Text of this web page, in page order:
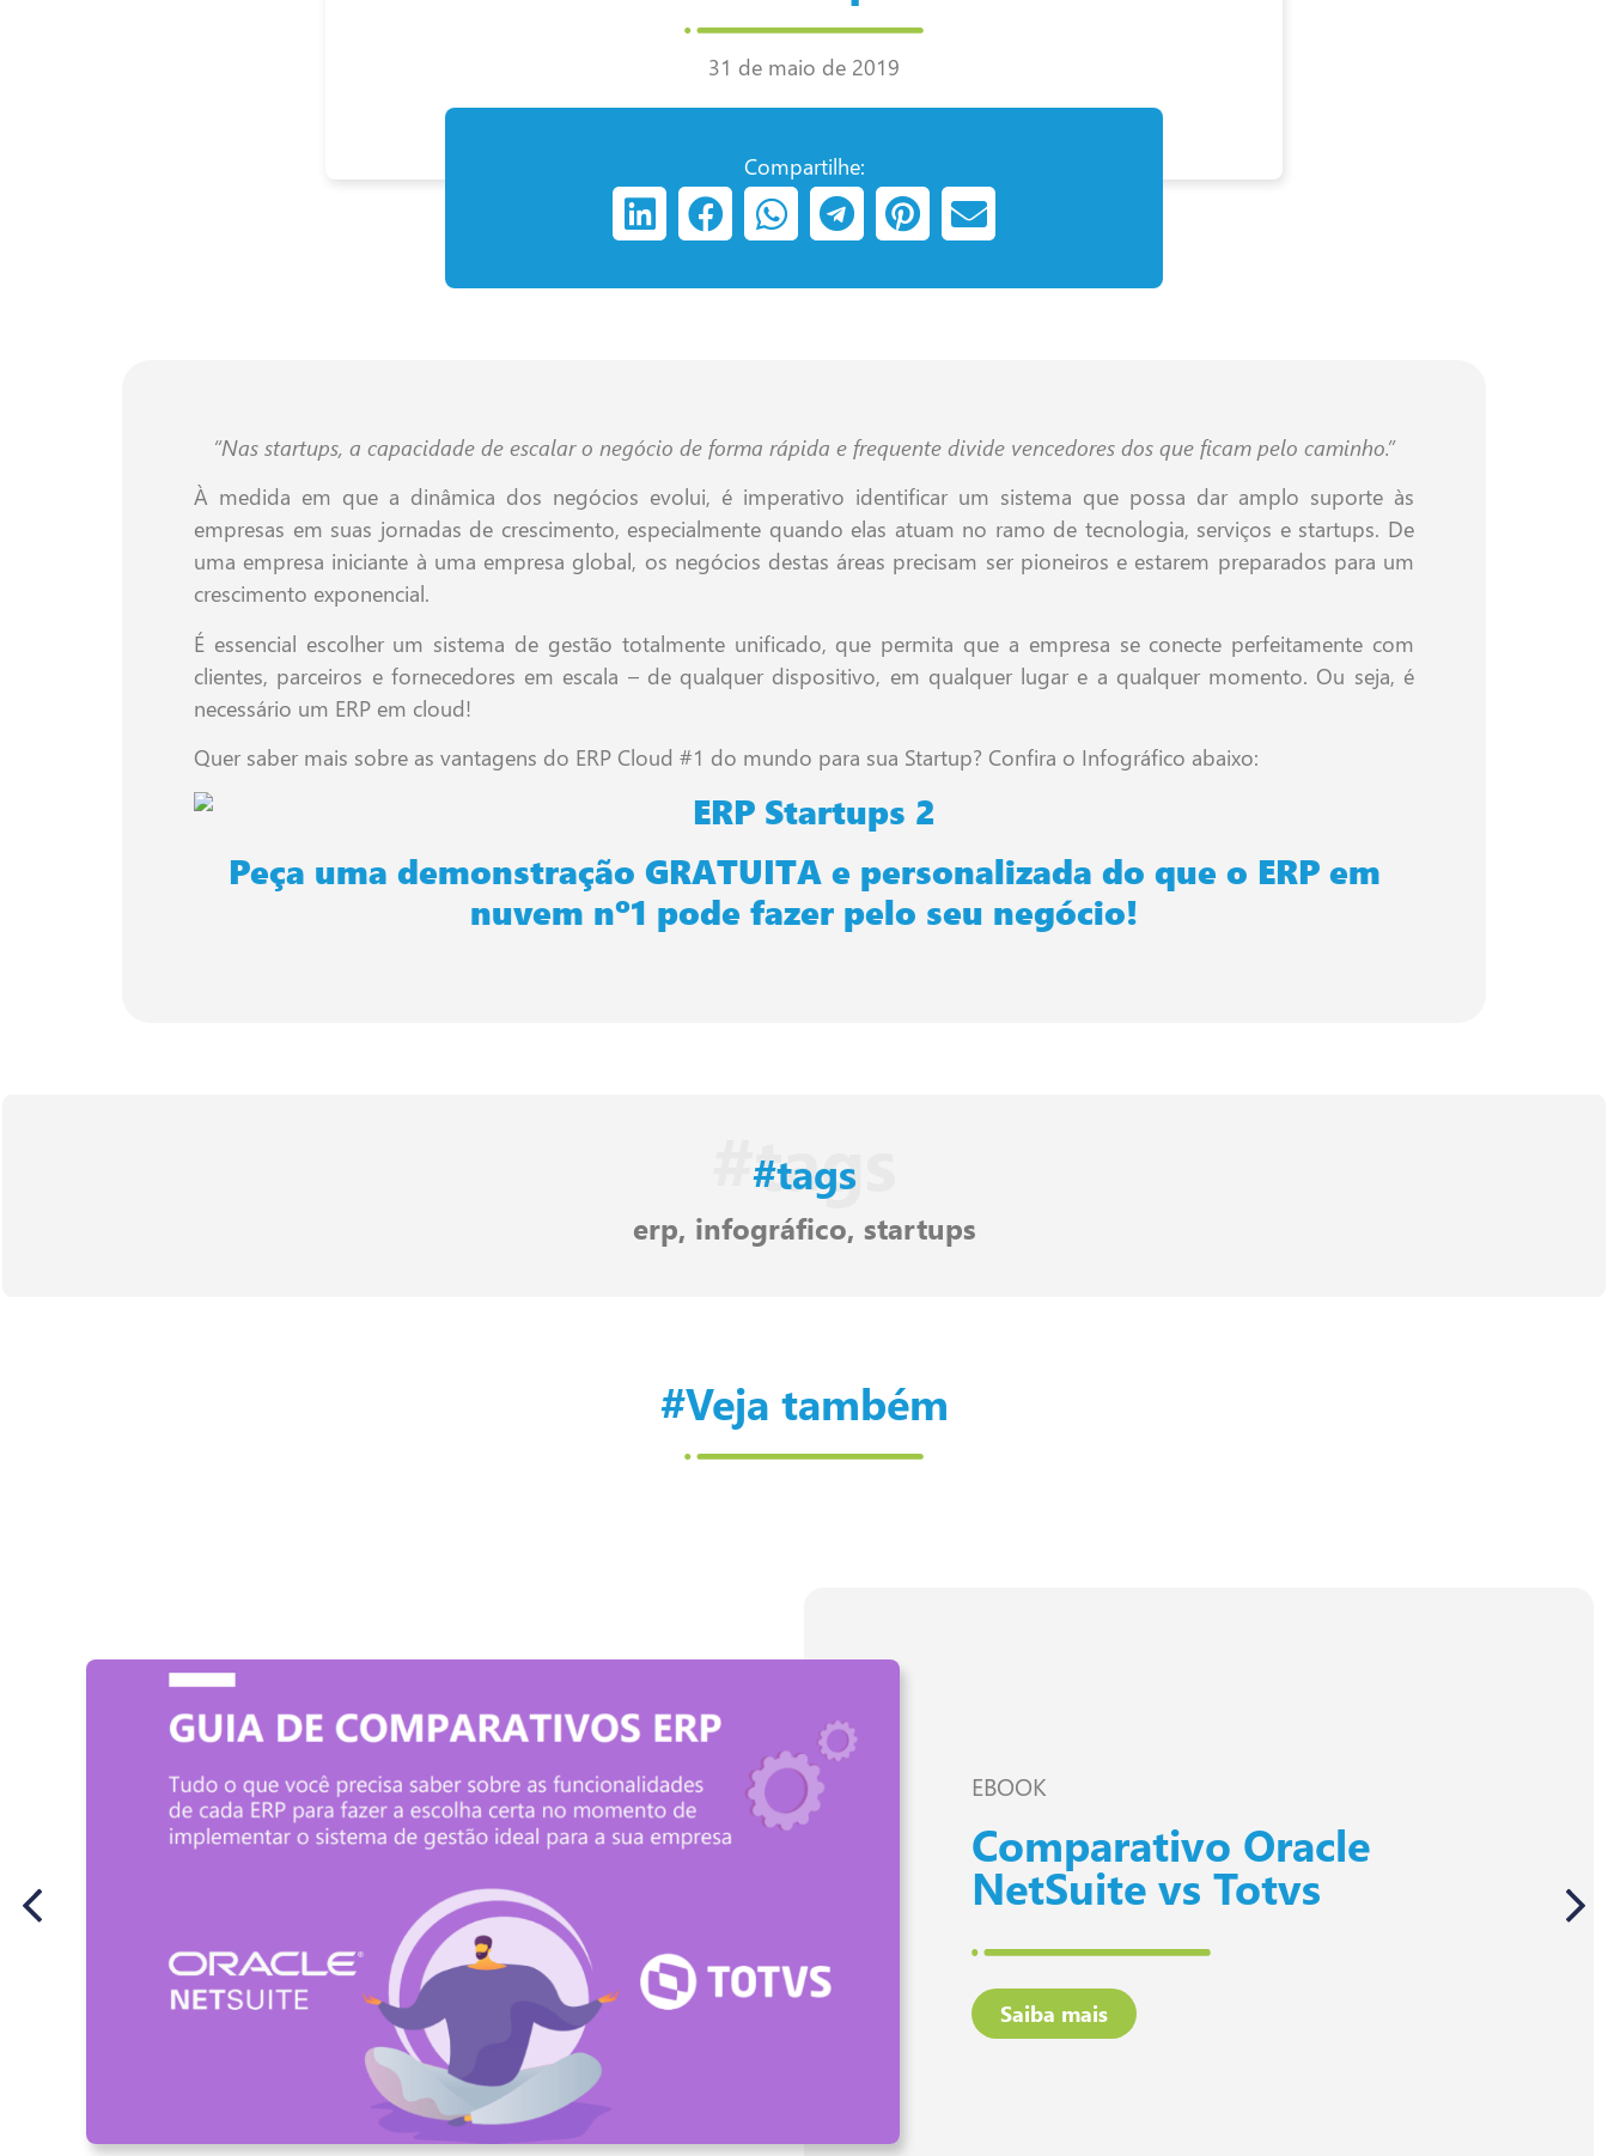
31 de maio de 2019
Compartilhe:
“Nas startups, a capacidade de escalar o negócio de forma rápida e frequente divide vencedores dos que ficam pelo caminho.”
À medida em que a dinâmica dos negócios evolui, é imperativo identificar um sistema que possa dar amplo suporte às
empresas em suas jornadas de crescimento, especialmente quando elas atuam no ramo de tecnologia, serviços e startups. De
uma empresa iniciante à uma empresa global, os negócios destas áreas precisam ser pioneiros e estarem preparados para um
crescimento exponencial.
É essencial escolher um sistema de gestão totalmente unificado, que permita que a empresa se conecte perfeitamente com
clientes, parceiros e fornecedores em escala – de qualquer dispositivo, em qualquer lugar e a qualquer momento. Ou seja, é
necessário um ERP em cloud!
Quer saber mais sobre as vantagens do ERP Cloud #1 do mundo para sua Startup? Confira o Infográfico abaixo:
Peça uma demonstração GRATUITA e personalizada do que o ERP em
nuvem nº1 pode fazer pelo seu negócio!
#tags
#tags
erp, infográfico, startups
#Veja também
EBOOK
Comparativo Oracle
NetSuite vs Totvs
Saiba mais